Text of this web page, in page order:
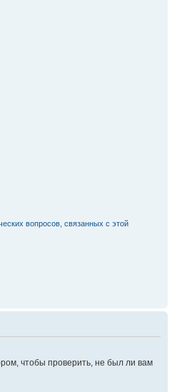
вопросов, связанных с этой
чтобы проверить, не был ли вам